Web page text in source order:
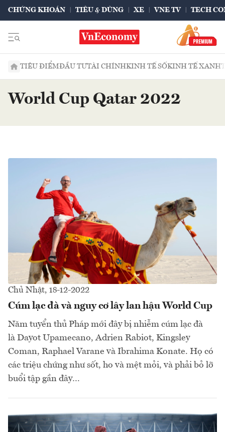
CHỨNG KHOÁN TIÊU & DÙNG XE VNE TV TECH
TIÊU ĐIỂMĐẦU TƯTÀI CHÍNHKINH TẾ SỐKINH TẾ XANH
World Cup Qatar 2022
Chủ Nhật, 18-12-2022
Cúm lạc đà và nguy cơ lây lan hậu World Cup
Năm tuyển thủ Pháp mới đây bị nhiễm cúm lạc đà
là Dayot Upamecano, Adrien Rabiot, Kingsley
Coman, Raphael Varane và Ibrahima Konate. Họ có
các triệu chứng như sốt, ho và mệt mỏi, và phải bỏ lỡ
buổi tập gần đây…